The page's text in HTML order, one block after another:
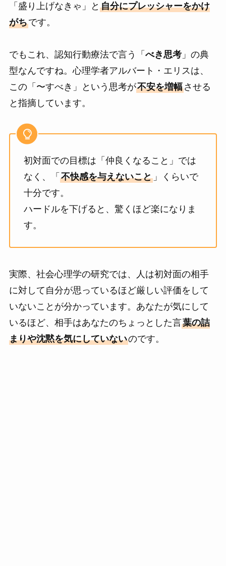
「盛り上げなきゃ」と 自分にプレッシャーをかけ
がちです。
でもこれ、認知行動療法で言う「 べき思考」の典
型なんですね。心理学者アルバート・エリスは、
この「〜すべき」という思考が不安を増幅させる
と指摘しています。
初対面での目標は「仲良くなること」では
なく、「 不快感を与えないこと」くらいで
十分です。
ハードルを下げると、驚くほど楽になりま
す。
実際、社会心理学の研究では、人は初対面の相手
に対して自分が思っているほど厳しい評価をして
いないことが分かっています。あなたが気にして
いるほど、相手はあなたのちょっとした言葉の詰
まりや沈黙を気にしていないのです。